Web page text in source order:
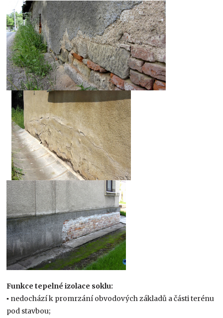
Funkce tepelné izolace soklu:
▪ nedochází k promrzání obvodových základů a části terénu
pod stavbou;